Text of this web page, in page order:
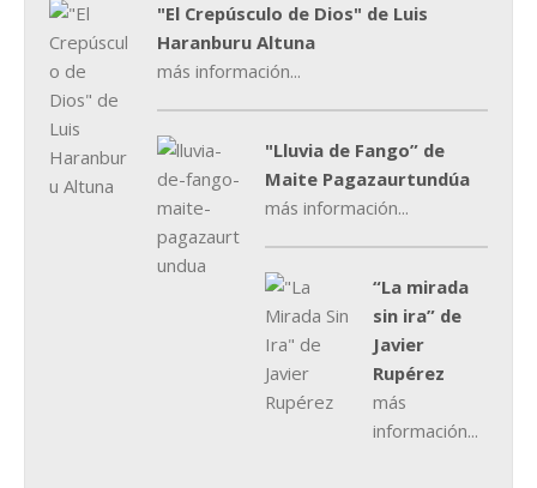
"El Crepúsculo de Dios" de Luis
Haranburu Altuna
más información...
"Lluvia de Fango” de
Maite Pagazaurtundúa
más información...
“La mirada
sin ira” de
Javier
Rupérez
más
información...